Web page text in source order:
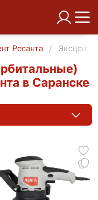
Ресанта
в Саранске